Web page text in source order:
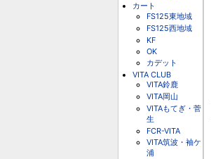
カート
FS125東地域
FS125西地域
KF
OK
カデット
VITA CLUB
VITA鈴鹿
VITA岡山
VITAもてぎ・菅
生
FCR-VITA
VITA筑波・袖ケ
浦